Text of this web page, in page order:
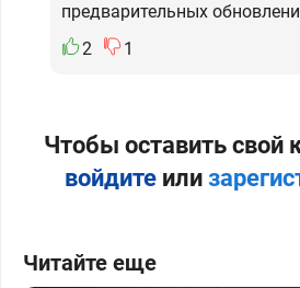
предварительных
2
1
Чтобы оставить свой
войдитеили
Читайте еще